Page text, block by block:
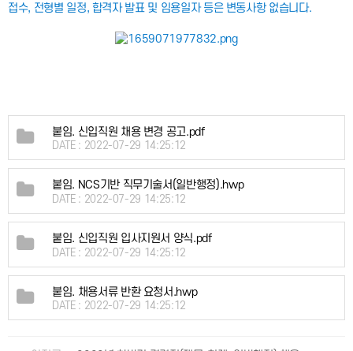
접수, 전형별 일정, 합격자 발표 및 임용일자 등은 변동사항 없습니다.
붙임. 신입직원 채용 변경 공고.pdf
DATE : 2022-07-29 14:25:12
붙임. NCS기반 직무기술서(일반행정).hwp
DATE : 2022-07-29 14:25:12
붙임. 신입직원 입사지원서 양식.pdf
DATE : 2022-07-29 14:25:12
붙임. 채용서류 반환 요청서.hwp
DATE : 2022-07-29 14:25:12